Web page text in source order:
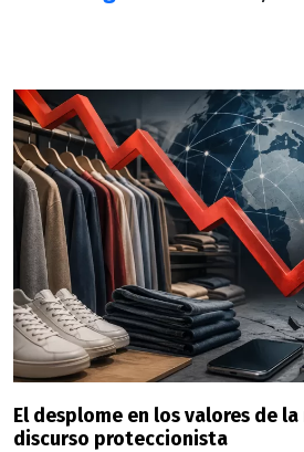
El desplome en los valores de
discurso proteccionista